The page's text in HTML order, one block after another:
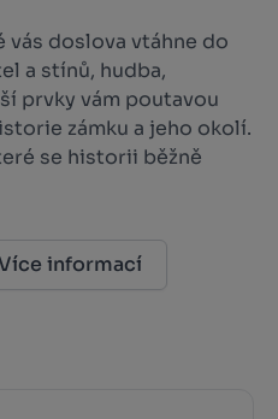
vás doslova vtáhne do
a stínů, hudba,
prvky vám poutavou
zámku a jeho okolí.
se historii běžně
informací